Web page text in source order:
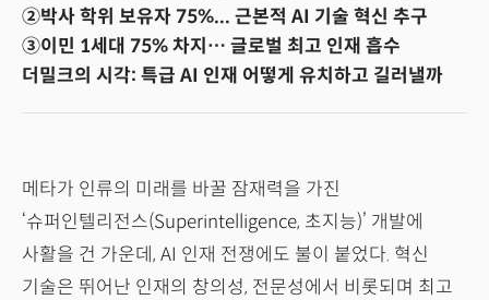
②박사 학위 보유자 75%... 근본적 AI 기술 혁신 추구
③이민 1세대 75% 차지… 글로벌 최고 인재 흡수
더밀크의 시각: 특급 AI 인재 어떻게 유치하고 길러낼까
메타가 인류의 미래를 바꿀 잠재력을 가진
‘슈퍼인텔리전스(Superintelligence, 초지능)’ 개발에
사활을 건 가운데, AI 인재 전쟁에도 불이 붙었다. 혁신
기술은 뛰어난 인재의 창의성, 전문성에서 비롯되며 최고